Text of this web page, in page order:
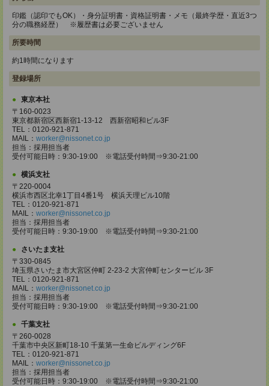
印鑑（認印でもOK）・身分証明書・資格証明書・メモ（最終学歴・直近3つ
分の職務経歴） ※履歴書は必要ございません
所要時間
約1時間になります
登録場所
東京本社
〒160-0023
東京都新宿区西新宿1-13-12 西新宿昭和ビル3F
TEL：0120-921-871
MAIL： worker@nissonet.co.jp
担当：採用担当者
受付可能日時：9:30-19:00 ※電話受付時間⇒9:30-21:00
横浜支社
〒220-0004
横浜市西区北幸1丁目4番1号 横浜天理ビル10階
TEL：0120-921-871
MAIL： worker@nissonet.co.jp
担当：採用担当者
受付可能日時：9:30-19:00 ※電話受付時間⇒9:30-21:00
さいたま支社
〒330-0845
埼玉県さいたま市大宮区仲町 2-23-2 大宮仲町センタービル 3F
TEL：0120-921-871
MAIL： worker@nissonet.co.jp
担当：採用担当者
受付可能日時：9:30-19:00 ※電話受付時間⇒9:30-21:00
千葉支社
〒260-0028
千葉市中央区新町18-10 千葉第一生命ビルディング6F
TEL：0120-921-871
MAIL： worker@nissonet.co.jp
担当：採用担当者
受付可能日時：9:30-19:00 ※電話受付時間⇒9:30-21:00